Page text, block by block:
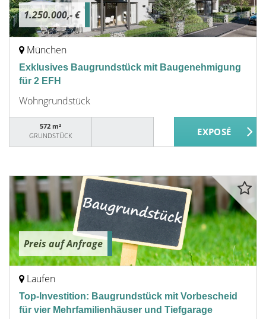
1.250.000,- €
München
Exklusives Baugrundstück mit Baugenehmigung
für 2 EFH
Wohngrundstück
572 m²
GRUNDSTÜCK
Preis auf Anfrage
Laufen
Top-Investition: Baugrundstück mit Vorbescheid
für vier Mehrfamilienhäuser und Tiefgarage